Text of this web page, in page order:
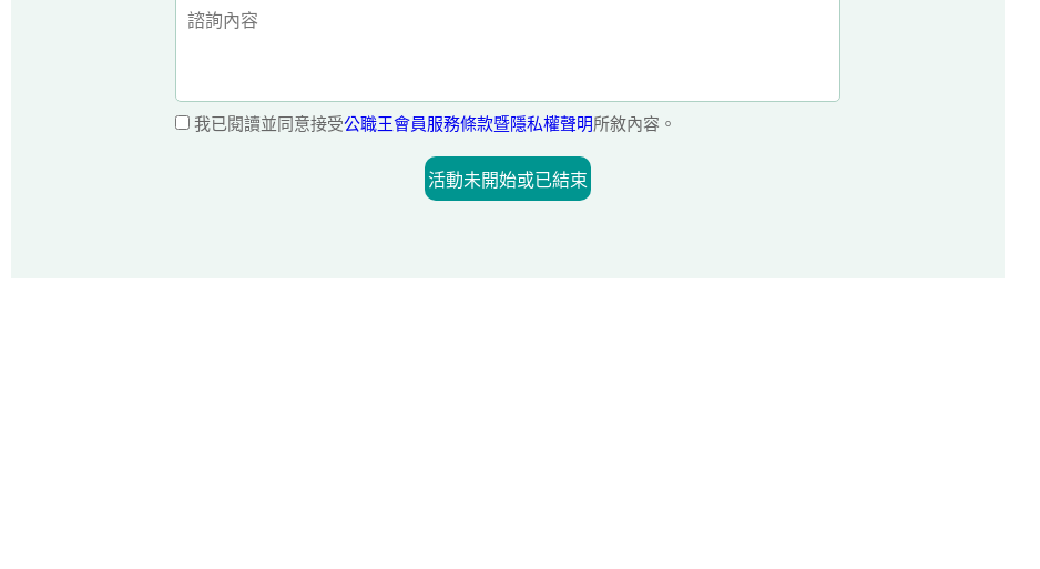
我已閱讀並同意接受公職王會員服務條款暨隱私權聲明所敘內容。
活動未開始或已結束